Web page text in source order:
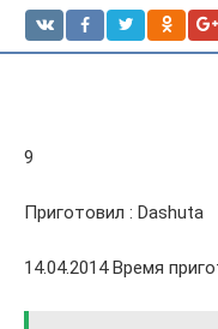
9
Приготовил : Dashuta
14.04.2014 Время